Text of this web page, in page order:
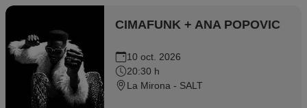
CIMAFUNK + ANA POPOVIC
10 oct. 2026
20:30 h
La Mirona - SALT